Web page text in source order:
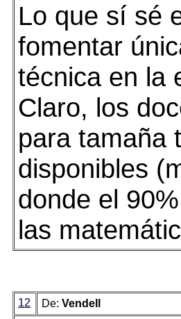
Lo que sí sé
fomentar
técnica en la
Claro, los
para tamaña
disponibles
donde el
las
12 De: Vendell